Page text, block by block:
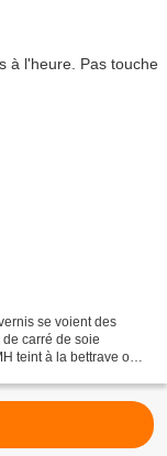
se voient des
carré de soie
teint à la bettrave ou à